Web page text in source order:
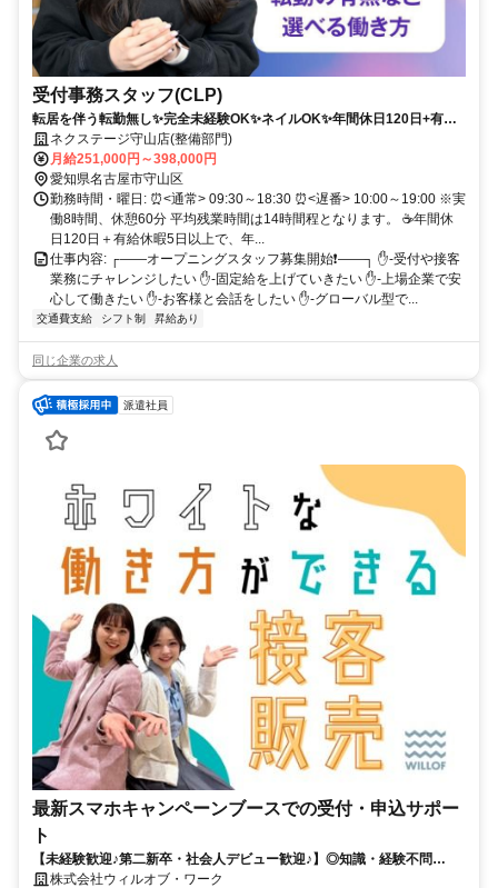
受付事務スタッフ(CLP)
転居を伴う転勤無し✨完全未経験OK✨ネイルOK✨年間休日120日+有給
休暇5日でワークライフバランスも充実❗
ネクステージ守山店(整備部門)
月給251,000円～398,000円
愛知県名古屋市守山区
勤務時間・曜日: ⏰<通常> 09:30～18:30 ⏰<遅番> 10:00～19:00 ※実
働8時間、休憩60分 平均残業時間は14時間程となります。 ☕年間休
日120日＋有給休暇5日以上で、年...
仕事内容: ┌――オープニングスタッフ募集開始❗――┐ ✋-受付や接客
業務にチャレンジしたい ✋-固定給を上げていきたい ✋-上場企業で安
心して働きたい ✋-お客様と会話をしたい ✋-グローバル型で...
交通費支給 シフト制 昇給あり
同じ企業の求人
派遣社員
最新スマホキャンペーンブースでの受付・申込サポー
ト
【未経験歓迎♪第二新卒・社会人デビュー歓迎♪】◎知識・経験不問
◎NOサービス残業 ◎自社正社員も目指せる
株式会社ウィルオブ・ワーク